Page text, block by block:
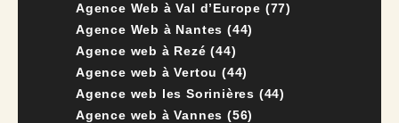
Agence Web à Val d’Europe (77)
Agence Web à Nantes (44)
Agence web à Rezé (44)
Agence web à Vertou (44)
Agence web les Sorinières (44)
Agence web à Vannes (56)